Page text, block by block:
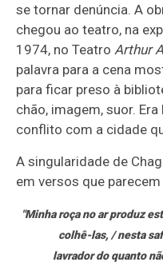
se tornar denúncia. A
chegou ao teatro, na
1974, no Teatro Arthur
palavra para a cena
para ficar preso à
chão, imagem, suor.
conflito com a cidade
A singularidade de
em versos que
"Minha roça no ar produz
colhê-las, / nesta
lavrador do quanto